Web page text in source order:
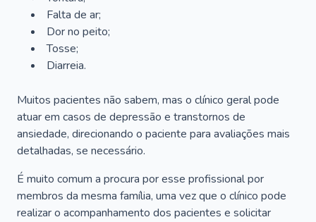
Falta de ar;
Dor no peito;
Tosse;
Diarreia.
Muitos pacientes não sabem, mas o clínico geral pode
atuar em casos de depressão e transtornos de
ansiedade, direcionando o paciente para avaliações mais
detalhadas, se necessário.
É muito comum a procura por esse profissional por
membros da mesma família, uma vez que o clínico pode
realizar o acompanhamento dos pacientes e solicitar